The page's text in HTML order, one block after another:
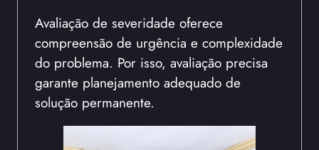
Avaliação de severidade oferece
compreensão de urgência e complexidade
do problema. Por isso, avaliação precisa
garante planejamento adequado de
solução permanente.